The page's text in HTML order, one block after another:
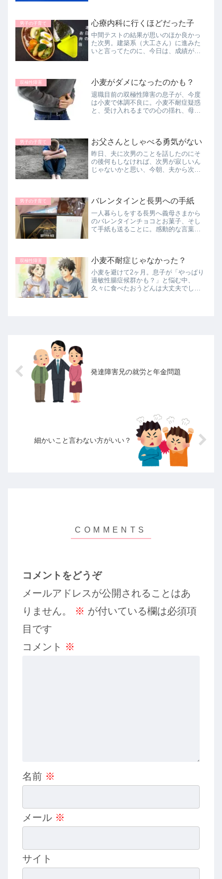
も親は見守るしかないですね。
男子の子育て 心療内科に行くほどだった子
中間テストの結果が思いのほか良かっ
た次男。建築系（大工さん）に進みた
いと言ってたのに、今日は、成績が良
うっ、気持ちがころころ変わり過
ぎ！！
双極性障害 小麦がダメになったのかも？
退職目前の双極性障害の息子が、今度
は小麦で体調不良に。小麦不耐症疑惑
と、受け入れるまでの心の揺れ、母の
男子の子育て お父さんとしゃべる勇気がない
昨日、夫に次男のことを話したのにそ
の後何もしなければ、次男が寂しいん
じゃないかと思い、今朝、夫から次男
『謝らなくてもいい。いつでも話...
男子の子育て バレンタインと長男への手紙
一人暮らしをする長男へ義母さまから
のバレンタインチョコとお菓子、そし
て手紙も送ることに。感動的な言葉は
双極性障害 小麦不耐症じゃなかった？
小麦を避けて2ヶ月。息子が「やっぱり
過敏性腸症候群かも？」と悩む中、
久々に食べたおうどんは大丈夫でし
発達障害兄の就労と年金問題
細かいこと言わない方がいい？
コメントをどうぞ
メールアドレスが公開されることはあ
りません。
※ が付いている欄は必須項
目です
コメント ※
名前 ※
メール ※
サイト